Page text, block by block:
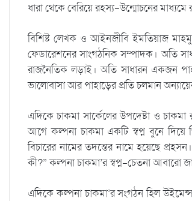
ধারা থেকে বেরিয়ে রহস্য-উন্মোচনের
বিশিষ্ট লেখক ও আইনজীবি ইমতিয়াজ
ফেডারেশনের সাংগঠনিক সম্পাদক। অতি
রাজনৈতিক লড়াই। অতি সাধারন একজন
ভালোবাসা আর পাহাড়ের প্রতি চলমান
এদিকে চাকমা সার্কেলের উপদেষ্টা ও
আগে কল্পনা চাকমা একটি স্বপ্ন বুনে
বিচারের নামের তদন্তের নামে হয়েছে
কী?” কল্পনা চাকমা’র স্বপ্ন-চেতনা আবারো
এদিকে কল্পনা চাকমা’র সংগঠন হিল উইমেন্স